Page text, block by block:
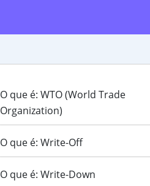
O que é: WTO (World Trade
Organization)
O que é: Write-Off
O que é: Write-Down